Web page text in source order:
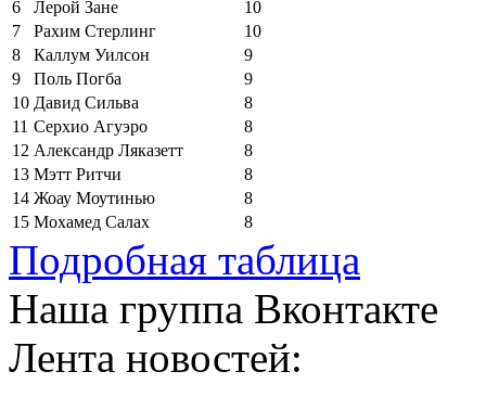
6
Лерой Зане
10
7
Рахим Стерлинг
10
8
Каллум Уилсон
9
9
Поль Погба
9
10 Давид Сильва
8
11 Серхио Агуэро
8
12 Александр Ляказетт
8
13 Мэтт Ритчи
8
14 Жоау Моутинью
8
15 Мохамед Салах 8
Подробная таблица
Наша группа Вконтакте
Лента новостей: